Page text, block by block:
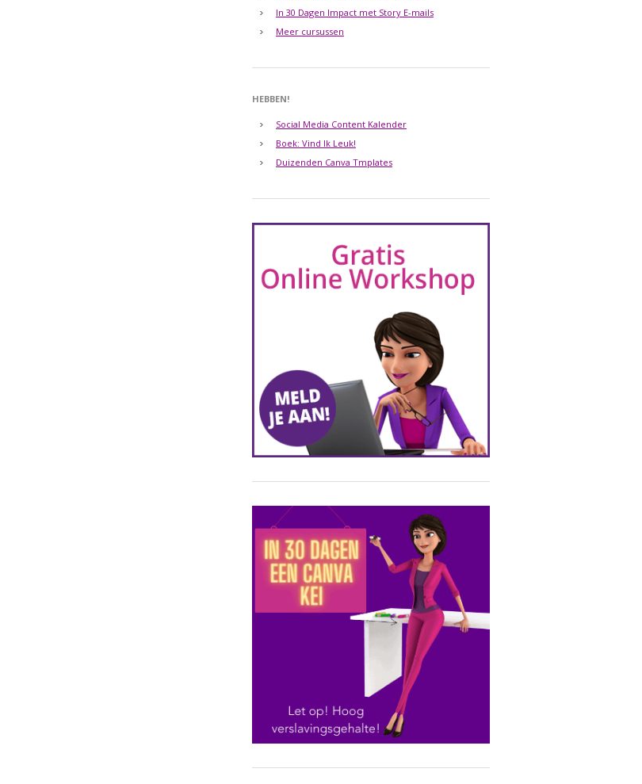
In 30 Dagen Impact met Story E-mails
Meer cursussen
HEBBEN!
Social Media Content Kalender
Boek: Vind Ik Leuk!
Duizenden Canva Tmplates